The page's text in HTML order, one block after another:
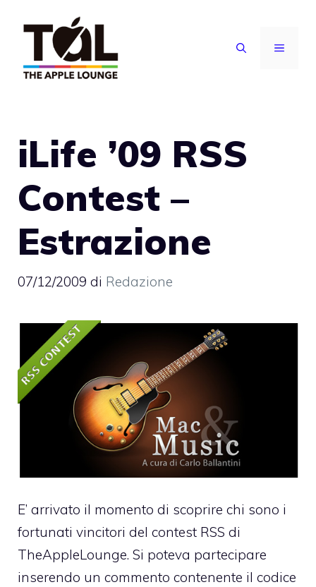
contenuto
MENU
iLife ’09 RSS
Contest –
Estrazione
07/12/2009 di Redazione
E’ arrivato il momento di scoprire chi sono i
fortunati vincitori del contest RSS di
TheAppleLounge. Si poteva partecipare
inserendo un commento contenente il codice